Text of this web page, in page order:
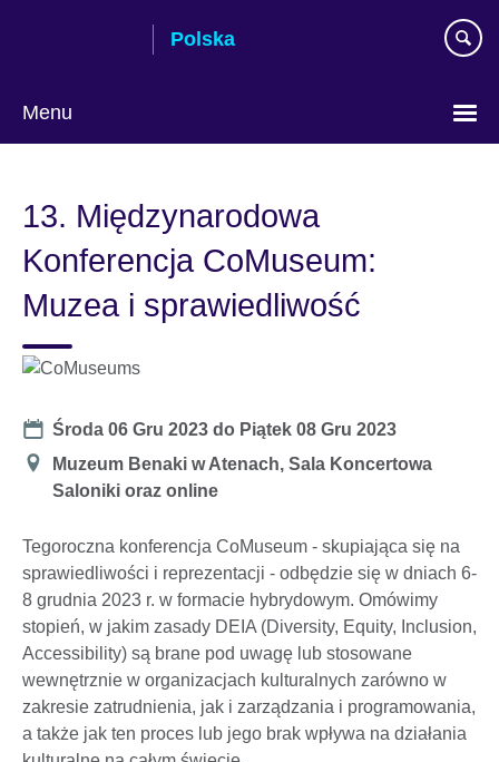
Polska
Menu
13. Międzynarodowa
Konferencja CoMuseum:
Muzea i sprawiedliwość
Date
Środa 06 Gru 2023 do Piątek 08 Gru 2023
Miejsce
Muzeum Benaki w Atenach, Sala Koncertowa
Saloniki oraz online
Tegoroczna konferencja CoMuseum - skupiająca się na
sprawiedliwości i reprezentacji - odbędzie się w dniach 6-
8 grudnia 2023 r. w formacie hybrydowym. Omówimy
stopień, w jakim zasady DEIA (Diversity, Equity, Inclusion,
Accessibility) są brane pod uwagę lub stosowane
wewnętrznie w organizacjach kulturalnych zarówno w
zakresie zatrudnienia, jak i zarządzania i programowania,
a także jak ten proces lub jego brak wpływa na działania